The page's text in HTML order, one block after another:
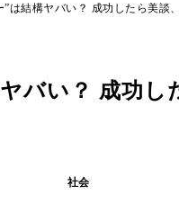
は結構ヤバい？ 成功したら美談
バい？ 成功
社会